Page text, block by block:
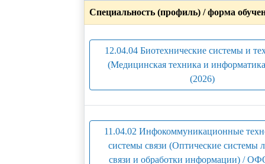
Специальность (профиль) / форма
12.04.04 Биотехнические системы и
(Медицинская техника и
(2026)
11.04.02 Инфокоммуникационные
системы связи (Оптические системы
связи и обработки информации) /